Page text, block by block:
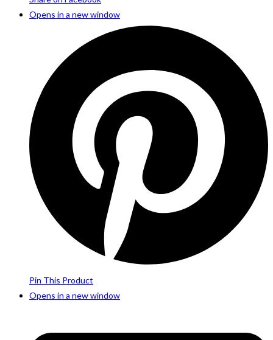
Opens in a new window
Pin This Product
Opens in a new window